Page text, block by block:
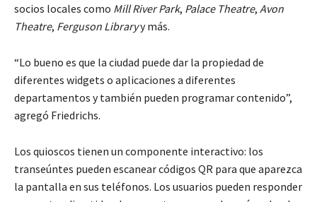
socios locales como Mill River Park, Palace Theatre, Avon
Theatre, Ferguson Libraryy más.
“Lo bueno es que la ciudad puede dar la propiedad de
diferentes widgets o aplicaciones a diferentes
departamentos y también pueden programar contenido”,
agregó Friedrichs.
Los quioscos tienen un componente interactivo: los
transeúntes pueden escanear códigos QR para que aparezca
la pantalla en sus teléfonos. Los usuarios pueden responder